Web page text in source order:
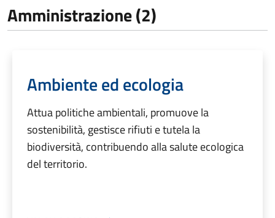
Amministrazione (2)
Ambiente ed ecologia
Attua politiche ambientali, promuove la
sostenibilità, gestisce rifiuti e tutela la
biodiversità, contribuendo alla salute ecologica
del territorio.